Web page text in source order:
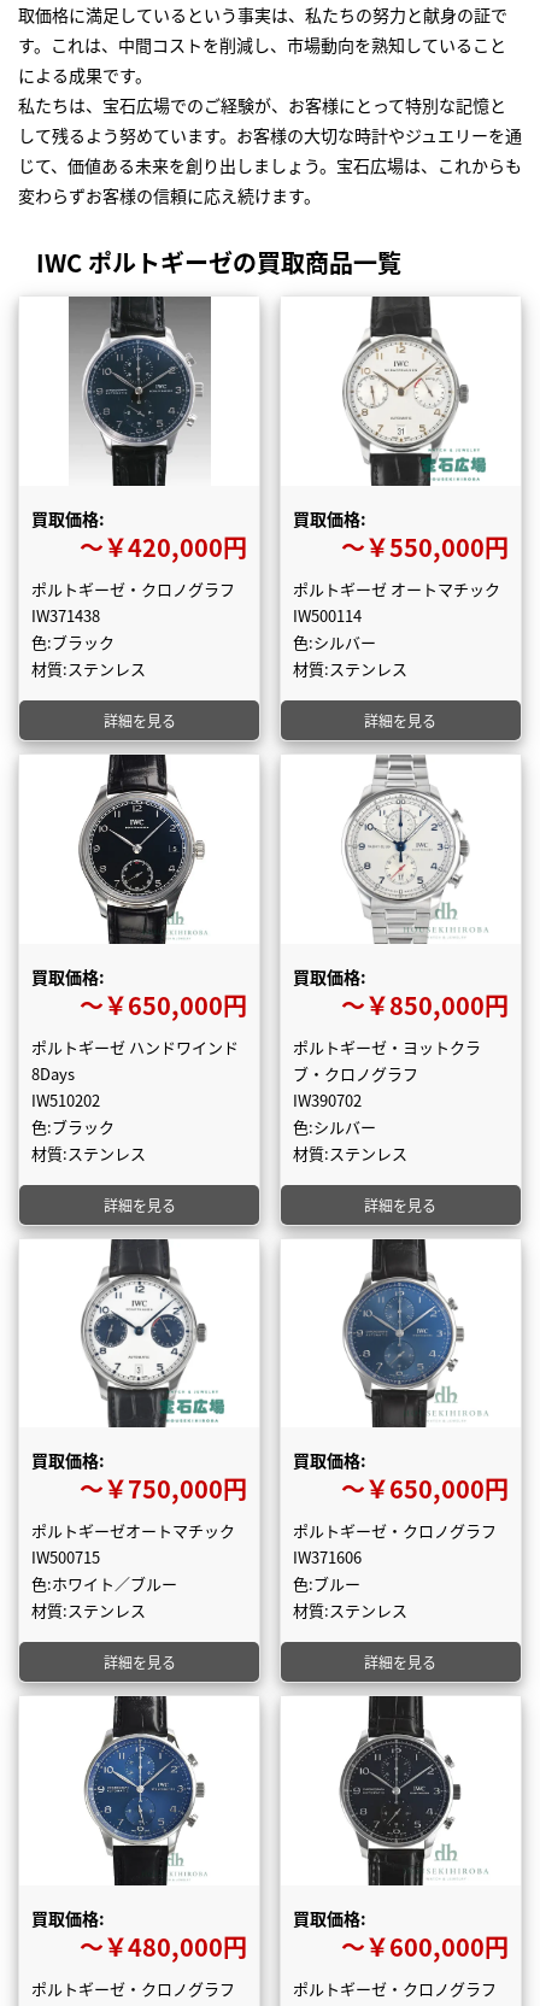
取価格に満足しているという事実は、私たちの努力と献身の証で
す。これは、中間コストを削減し、市場動向を熟知していること
による成果です。
私たちは、宝石広場でのご経験が、お客様にとって特別な記憶と
して残るよう努めています。お客様の大切な時計やジュエリーを通
じて、価値ある未来を創り出しましょう。宝石広場は、これからも
変わらずお客様の信頼に応え続けます。
IWC ポルトギーゼの買取商品一覧
買取価格:
〜￥420,000円
ポルトギーゼ・クロノグラフ
IW371438
色:ブラック
材質:ステンレス
詳細を見る
買取価格:
〜￥550,000円
ポルトギーゼ オートマチック
IW500114
色:シルバー
材質:ステンレス
詳細を見る
買取価格:
〜￥650,000円
ポルトギーゼ ハンドワインド
8Days
IW510202
色:ブラック
材質:ステンレス
詳細を見る
買取価格:
〜￥850,000円
ポルトギーゼ・ヨットクラ
ブ・クロノグラフ
IW390702
色:シルバー
材質:ステンレス
詳細を見る
買取価格:
〜￥750,000円
ポルトギーゼオートマチック
IW500715
色:ホワイト／ブルー
材質:ステンレス
詳細を見る
買取価格:
〜￥650,000円
ポルトギーゼ・クロノグラフ
IW371606
色:ブルー
材質:ステンレス
詳細を見る
買取価格:
〜￥480,000円
ポルトギーゼ・クロノグラフ
買取価格:
〜￥600,000円
ポルトギーゼ・クロノグラフ